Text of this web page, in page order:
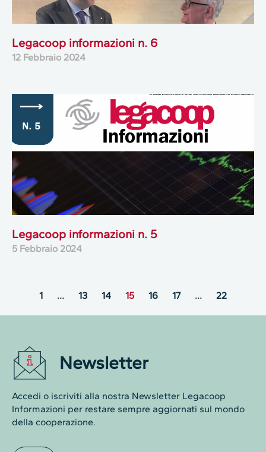
Legacoop informazioni n. 6
12 Febbraio 2024
Legacoop informazioni n. 5
5 Febbraio 2024
1 … 13 14 15 16 17 … 22
Newsletter
Accedi o iscriviti alla nostra Newsletter Legacoop
Informazioni per restare sempre aggiornati sul mondo
della cooperazione.